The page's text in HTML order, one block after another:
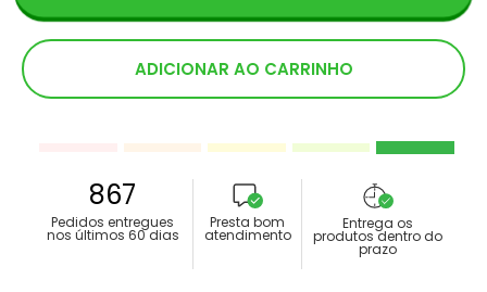
ADICIONAR AO CARRINHO
867
Pedidos entregues
nos últimos 60 dias
Presta bom
atendimento
Entrega os
produtos dentro do
prazo